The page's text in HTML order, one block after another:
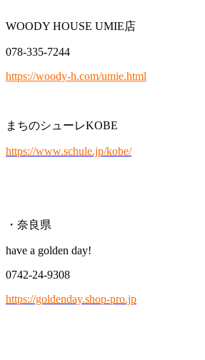
WOODY HOUSE UMIE店
078-335-7244
https://woody-h.com/umie.html
まちのシューレKOBE
https://www.schule.jp/kobe/
・奈良県
have a golden day!
0742-24-9308
https://goldenday.shop-pro.jp